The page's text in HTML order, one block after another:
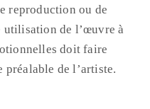
reproduction ou de
utilisation de l’œuvre à
doit faire
préalable de l’artiste.